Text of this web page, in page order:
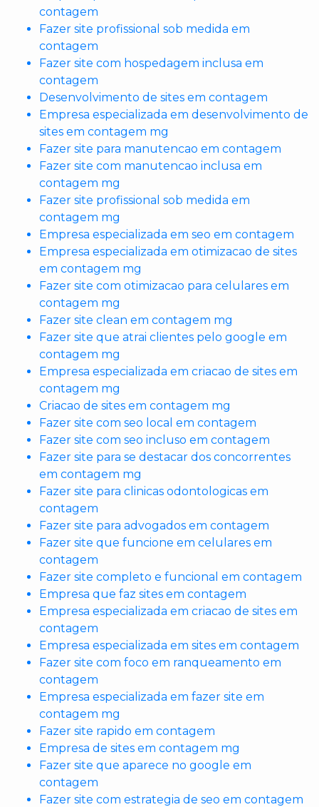
contagem
Fazer site profissional sob medida em
contagem
Fazer site com hospedagem inclusa em
contagem
Desenvolvimento de sites em contagem
Empresa especializada em desenvolvimento de
sites em contagem mg
Fazer site para manutencao em contagem
Fazer site com manutencao inclusa em
contagem mg
Fazer site profissional sob medida em
contagem mg
Empresa especializada em seo em contagem
Empresa especializada em otimizacao de sites
em contagem mg
Fazer site com otimizacao para celulares em
contagem mg
Fazer site clean em contagem mg
Fazer site que atrai clientes pelo google em
contagem mg
Empresa especializada em criacao de sites em
contagem mg
Criacao de sites em contagem mg
Fazer site com seo local em contagem
Fazer site com seo incluso em contagem
Fazer site para se destacar dos concorrentes
em contagem mg
Fazer site para clinicas odontologicas em
contagem
Fazer site para advogados em contagem
Fazer site que funcione em celulares em
contagem
Fazer site completo e funcional em contagem
Empresa que faz sites em contagem
Empresa especializada em criacao de sites em
contagem
Empresa especializada em sites em contagem
Fazer site com foco em ranqueamento em
contagem
Empresa especializada em fazer site em
contagem mg
Fazer site rapido em contagem
Empresa de sites em contagem mg
Fazer site que aparece no google em
contagem
Fazer site com estrategia de seo em contagem